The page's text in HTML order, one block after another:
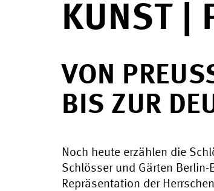
KUNST |
VON
IS ZUR
Noch heute erzählen die
Schlösser und Gärten
Repräsentation der